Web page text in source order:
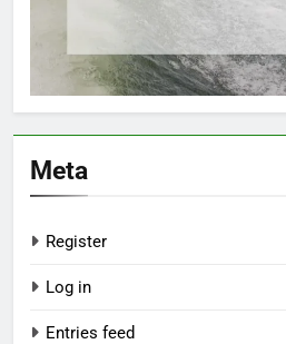
Meta
Register
Log in
Entries feed